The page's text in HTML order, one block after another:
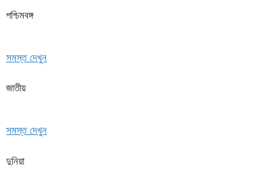
পশ্চিমবঙ্গ
সমস্ত দেখুন
জাতীয়
সমস্ত দেখুন
দুনিয়া